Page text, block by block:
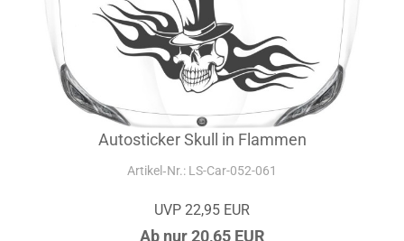
Autosticker Skull in Flammen
Artikel‑Nr.: LS-Car-052-061
UVP 22,95 EUR
Ab nur 20,65 EUR